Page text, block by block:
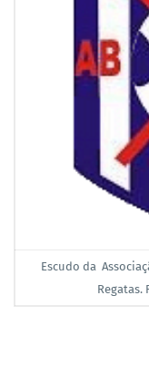
Escudo da
Regatas.